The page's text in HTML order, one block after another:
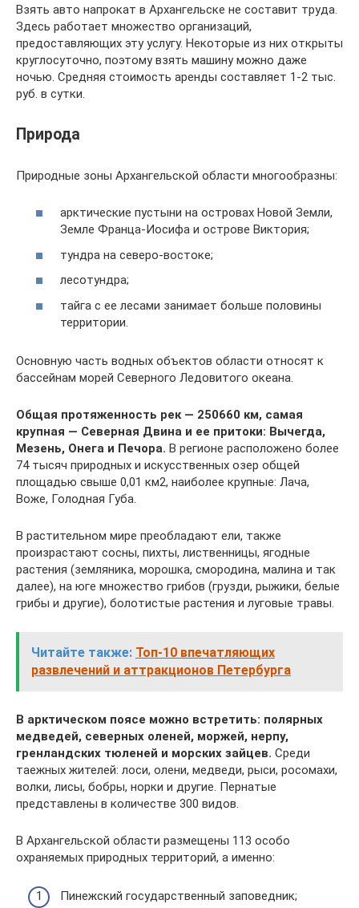
Взять авто напрокат в Архангельске не составит труда.
Здесь работает множество организаций,
предоставляющих эту услугу. Некоторые из них открыты
круглосуточно, поэтому взять машину можно даже
ночью. Средняя стоимость аренды составляет 1-2 тыс.
руб. в сутки.
Природа
Природные зоны Архангельской области многообразны:
арктические пустыни на островах Новой Земли,
Земле Франца-Иосифа и острове Виктория;
тундра на северо-востоке;
лесотундра;
тайга с ее лесами занимает больше половины
территории.
Основную часть водных объектов области относят к
бассейнам морей Северного Ледовитого океана.
Общая протяженность рек — 250660 км, самая
крупная — Северная Двина и ее притоки: Вычегда,
Мезень, Онега и Печора. В регионе расположено более
74 тысяч природных и искусственных озер общей
площадью свыше 0,01 км2, наиболее крупные: Лача,
Воже, Голодная Губа.
В растительном мире преобладают ели, также
произрастают сосны, пихты, лиственницы, ягодные
растения (земляника, морошка, смородина, малина и так
далее), на юге множество грибов (грузди, рыжики, белые
грибы и другие), болотистые растения и луговые травы.
Читайте также: Топ-10 впечатляющих
развлечений и аттракционов Петербурга
В арктическом поясе можно встретить: полярных
медведей, северных оленей, моржей, нерпу,
гренландских тюленей и морских зайцев. Среди
таежных жителей: лоси, олени, медведи, рыси, росомахи,
волки, лисы, бобры, норки и другие. Пернатые
представлены в количестве 300 видов.
В Архангельской области размещены 113 особо
охраняемых природных территорий, а именно:
Пинежский государственный заповедник;